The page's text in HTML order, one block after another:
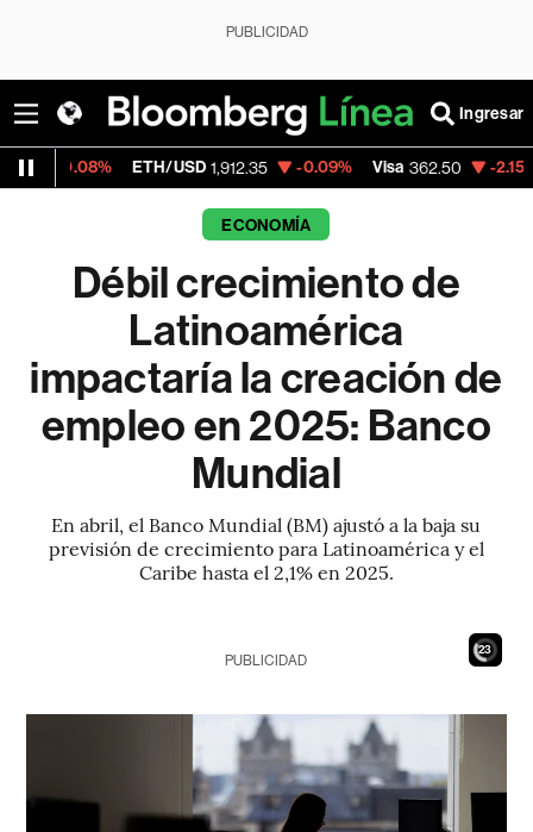
PUBLICIDAD
Ingresar
ETH/USD 1,912.35 -0.09% Visa 362.50 -2.15%
ECONOMÍA
Débil crecimiento de
Latinoamérica
impactaría la creación de
empleo en 2025: Banco
Mundial
En abril, el Banco Mundial (BM) ajustó a la baja su
previsión de crecimiento para Latinoamérica y el
Caribe hasta el 2,1% en 2025.
21
PUBLICIDAD